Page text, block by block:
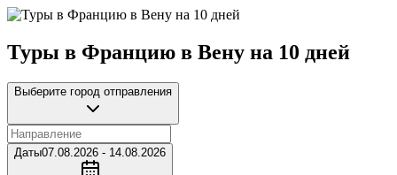
Туры в Францию в Вену на 10 дней
Выберите город отправления
Даты07.08.2026 - 14.08.2026